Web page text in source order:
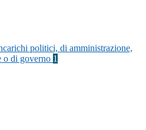
politici, di amministrazione,
o di governo 1